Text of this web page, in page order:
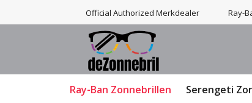
Official Authorized Merkdealer Ray-
Ray-Ban Zonnebrillen Serengeti